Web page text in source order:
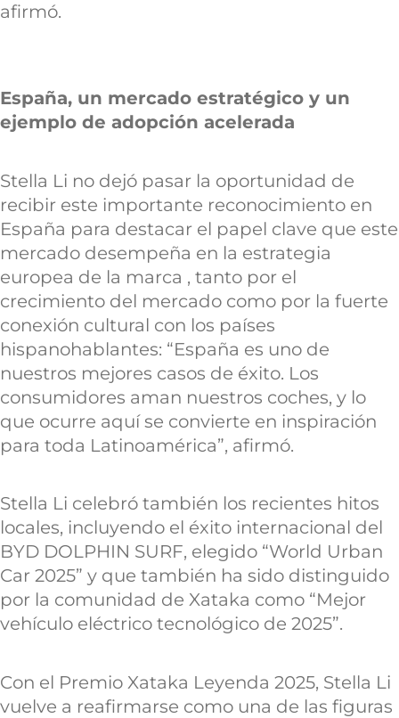
afirmó.
España, un mercado estratégico y un
ejemplo de adopción acelerada
Stella Li no dejó pasar la oportunidad de
recibir este importante reconocimiento en
España para destacar el papel clave que este
mercado desempeña en la estrategia
europea de la marca , tanto por el
crecimiento del mercado como por la fuerte
conexión cultural con los países
hispanohablantes: “España es uno de
nuestros mejores casos de éxito. Los
consumidores aman nuestros coches, y lo
que ocurre aquí se convierte en inspiración
para toda Latinoamérica”, afirmó.
Stella Li celebró también los recientes hitos
locales, incluyendo el éxito internacional del
BYD DOLPHIN SURF, elegido “World Urban
Car 2025” y que también ha sido distinguido
por la comunidad de Xataka como “Mejor
vehículo eléctrico tecnológico de 2025”.
Con el Premio Xataka Leyenda 2025, Stella Li
vuelve a reafirmarse como una de las figuras